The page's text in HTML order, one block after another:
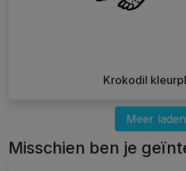
Krokodil
Meer laden
Misschien ben je